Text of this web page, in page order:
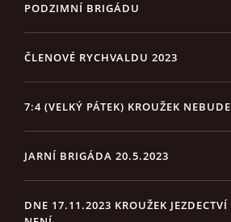
PODZIMNÍ BRIGÁDU
ČLENOVÉ RYCHVALDU 2023
7:4 (VELKÝ PÁTEK) KROUŽEK NEBUDE
JARNÍ BRIGÁDA 20.5.2023
DNE 17.11.2023 KROUŽEK JEZDECTVÍ